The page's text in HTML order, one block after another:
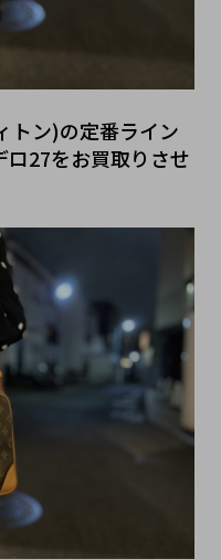
トン)の定番ライン
ロ27をお買取りさせ